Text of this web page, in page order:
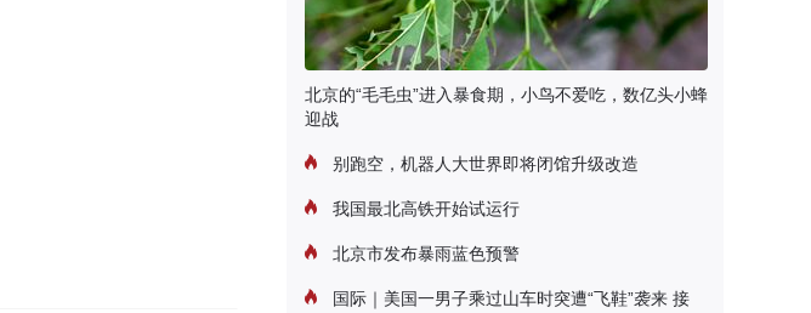
北京的“毛毛虫”进入暴食期，小鸟不爱吃，数亿头小蜂
迎战
别跑空，机器人大世界即将闭馆升级改造
我国最北高铁开始试运行
北京市发布暴雨蓝色预警
国际｜美国一男子乘过山车时突遭“飞鞋”袭来 接